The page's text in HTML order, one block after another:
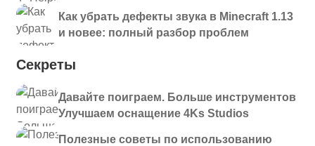
Как убрать дефекты звука в Minecraft 1.13
и новее: полный разбор проблем
Секреты
Давайте поиграем. Больше инструментов
Улучшаем оснащение 4Ks Studios
Полезные советы по использованию